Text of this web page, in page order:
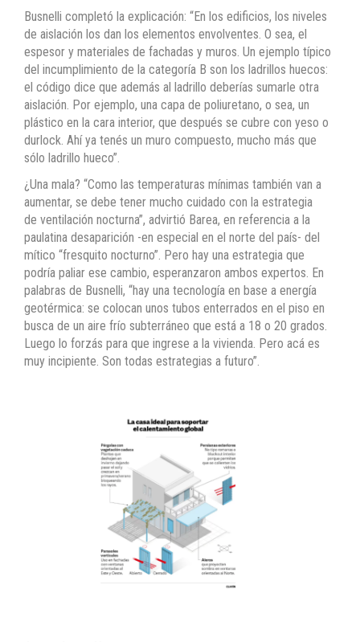
Busnelli completó la explicación: “En los edificios, los niveles
de aislación los dan los elementos envolventes. O sea, el
espesor y materiales de fachadas y muros. Un ejemplo típico
del incumplimiento de la categoría B son los ladrillos huecos:
el código dice que además al ladrillo deberías sumarle otra
aislación. Por ejemplo, una capa de poliuretano, o sea, un
plástico en la cara interior, que después se cubre con yeso o
durlock. Ahí ya tenés un muro compuesto, mucho más que
sólo ladrillo hueco”.
¿Una mala? “Como las temperaturas mínimas también van a
aumentar, se debe tener mucho cuidado con la estrategia
de ventilación nocturna”, advirtió Barea, en referencia a la
paulatina desaparición -en especial en el norte del país- del
mítico “fresquito nocturno”. Pero hay una estrategia que
podría paliar ese cambio, esperanzaron ambos expertos. En
palabras de Busnelli, “hay una tecnología en base a energía
geotérmica: se colocan unos tubos enterrados en el piso en
busca de un aire frío subterráneo que está a 18 o 20 grados.
Luego lo forzás para que ingrese a la vivienda. Pero acá es
muy incipiente. Son todas estrategias a futuro”.